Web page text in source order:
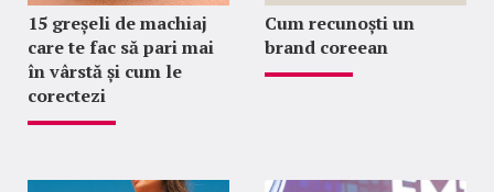
15 greșeli de machiaj
care te fac să pari mai
în vârstă și cum le
corectezi
Cum recunoști un
brand coreean